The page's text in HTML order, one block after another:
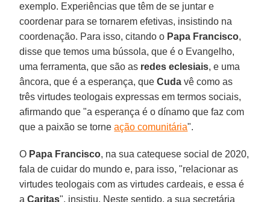
exemplo. Experiências que têm de se juntar e
coordenar para se tornarem efetivas, insistindo na
coordenação. Para isso, citando o Papa Francisco,
disse que temos uma bússola, que é o Evangelho,
uma ferramenta, que são as redes eclesiais, e uma
âncora, que é a esperança, queCuda vê como as
três virtudes teologais expressas em termos sociais,
afirmando que "a esperança é o dínamo que faz com
que a paixão se torneação comunitária".
O Papa Francisco, na sua catequese social de 2020,
fala de cuidar do mundo e, para isso, "relacionar as
virtudes teologais com as virtudes cardeais, e essa é
aCaritas", insistiu. Neste sentido, a sua secretária